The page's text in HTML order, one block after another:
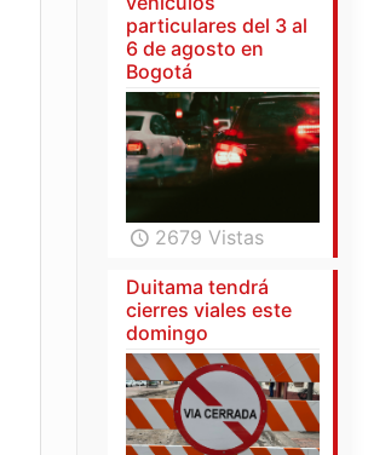
particulares del 3 al
6 de agosto en
Bogotá
2679 Vistas
Duitama tendrá
cierres viales este
domingo